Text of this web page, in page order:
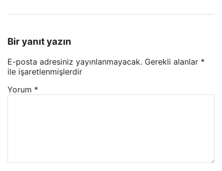
Bir yanıt yazın
E-posta adresiniz yayınlanmayacak. Gerekli alanlar *
ile işaretlenmişlerdir
Yorum *